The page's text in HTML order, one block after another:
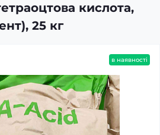
кислота,
25 кг
в наявності